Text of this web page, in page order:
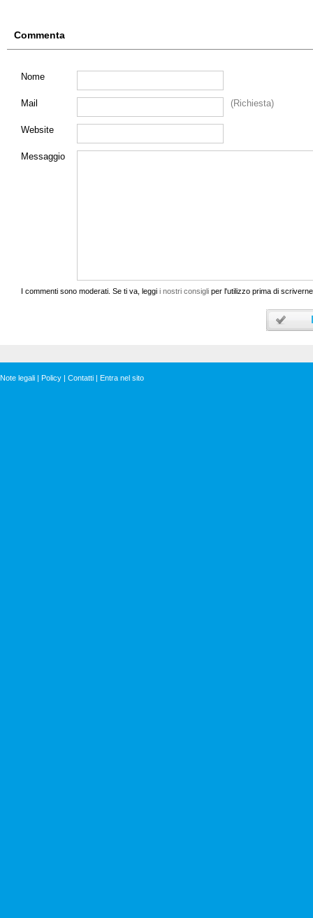
Commenta
Nome
Mail (Richiesta)
Website
Messaggio
I commenti sono moderati. Se ti va, leggi i nostri consigli per l'utilizzo prima di
Note legali | Policy | Contatti | Entra nel sito